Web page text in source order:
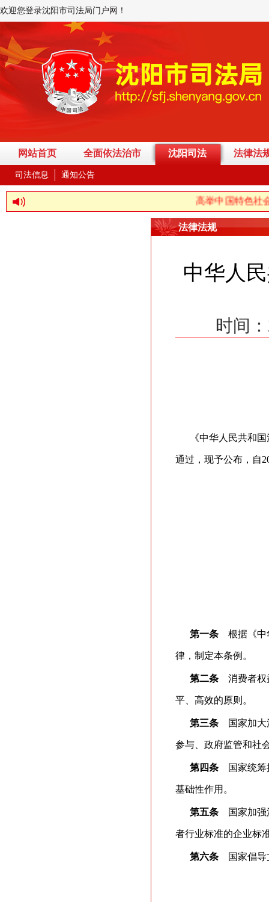
欢迎您登录沈阳市司法局门户网！
网站首页 全面依法治市 沈阳司法 法律法
司法信息 通知公告
高举中国特色社会主义
法律法规
中华人
时间
《中华人民共和
通过，现予公布，自
第一条 根据《中
律，制定本条例。
第二条 消费者权
平、高效的原则。
第三条 国家加大
参与、政府监管和社
第四条 国家统筹
基础性作用。
第五条 国家加强
者行业标准的企业标
第六条 国家倡导